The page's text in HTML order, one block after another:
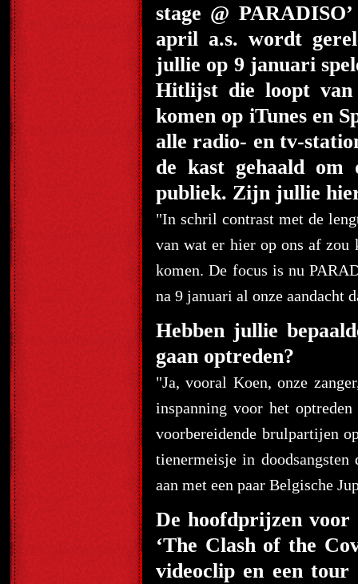
stage @
april a.s. wordt
jullie op 9 januari
Hitlijst die loopt
komen op iTunes en
alle radio- en tv-
de kast gehaald
publiek. Zijn jullie
"In schril contrast met de
van wat er hier op ons af zou
komen. De focus is nu
na 9 januari al onze aandacht
Hebben jullie
gaan optreden?
"Ja, vooral Koen, onze
inspanning voor het
voorbereidende brulpartijen
tienermeisje in
aan met een paar Belgische
De hoofdprijzen
‘The Clash of the
videoclip en een